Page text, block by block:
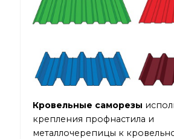
Кровельные саморезы
крепления профнастила и
металлочерепицы к